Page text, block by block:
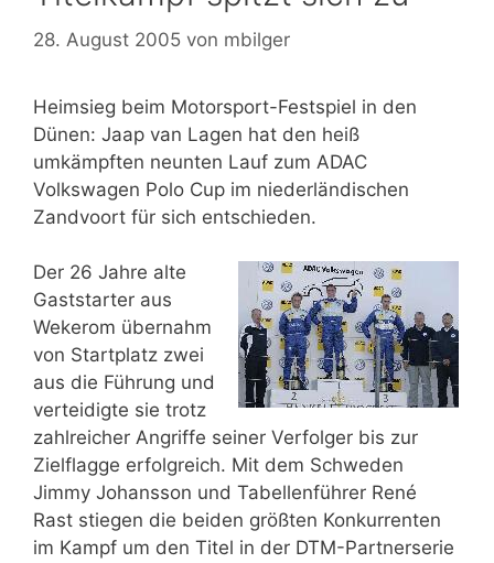
28. August 2005 von mbilger
Heimsieg beim Motorsport-Festspiel in den
Dünen: Jaap van Lagen hat den heiß
umkämpften neunten Lauf zum ADAC
Volkswagen Polo Cup im niederländischen
Zandvoort für sich entschieden.
Der 26 Jahre alte
Gaststarter aus
Wekerom übernahm
von Startplatz zwei
aus die Führung und
verteidigte sie trotz
zahlreicher Angriffe seiner Verfolger bis zur
Zielflagge erfolgreich. Mit dem Schweden
Jimmy Johansson und Tabellenführer René
Rast stiegen die beiden größten Konkurrenten
im Kampf um den Titel in der DTM-Partnerserie